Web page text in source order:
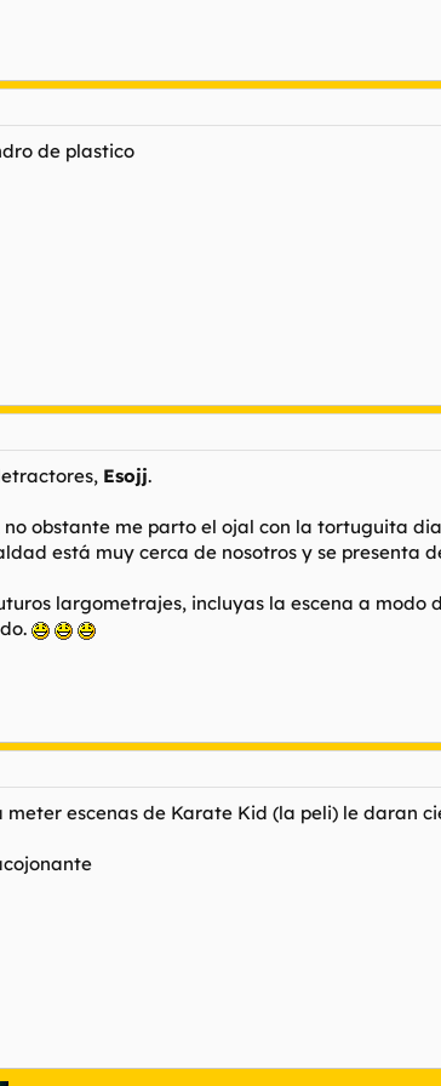
de plastico
Esojj.
no obstante me parto el ojal con la tortuguita
está muy cerca de nosotros y se presenta
largometrajes, incluyas la escena a
meter escenas de Karate Kid (la peli) le daran